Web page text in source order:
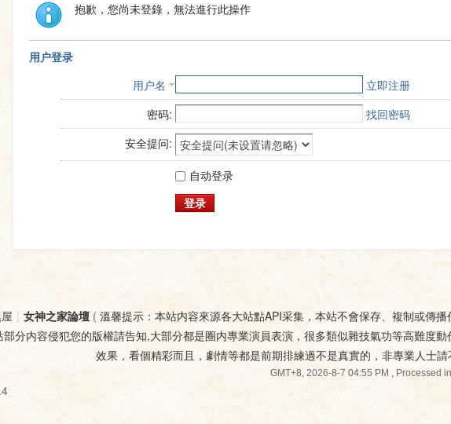
抱歉，您尚未登錄，無法進行此操作
用户登录
用户名
立即注册
密码:
找回密码
安全提问:
自动登录
登录
| 女神之家論壇( 溫馨提示：本站内容來源各大站點API采集，本站不會保存、複制或傳
分内容侵犯您的版權請告知,大部分都是圈内專業演員表演，很多類似雜技氣功等高難度
效果，看個精彩而且，劇情等都是前期排練過不是真實的，非專業人士
GMT+8, 2026-8-7 04:55 PM, Processed